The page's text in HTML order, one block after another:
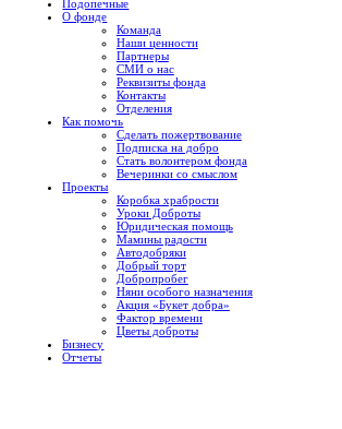
Подопечные
О фонде
Команда
Наши ценности
Партнеры
СМИ о нас
Реквизиты фонда
Контакты
Отделения
Как помочь
Сделать пожертвование
Подписка на добро
Стать волонтером фонда
Вечеринки со смыслом
Проекты
Коробка храбрости
Уроки Доброты
Юридическая помощь
Мамины радости
Автодобряки
Добрый торт
Добропробег
Няни особого назначения
Акция «Букет добра»
Фактор времени
Цветы доброты
Бизнесу
Отчеты